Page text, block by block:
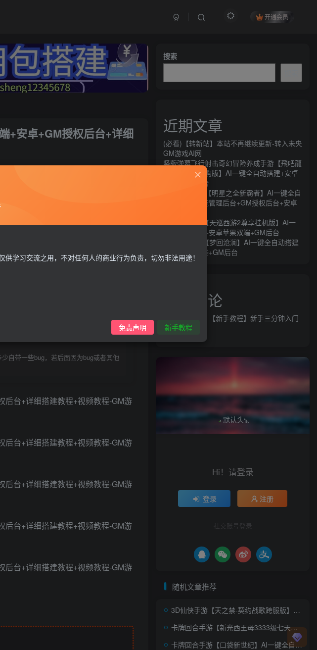
开通会员
+安卓+GM授权后台+详细
自带一些bug，若后面因为bug或者其他
搜索
近期文章
(必看)【转新站】本站不再继续更新-转入未央
GM游戏AI网
竖版弹幕飞行射击奇幻冒险养成手游【飛吧龍
騎士代金券内购版】AI一键全自动搭建+安卓
+CDK授权后台
横版闯关手游【明星之全新霸者】AI一键全自
动搭建+全功能管理后台+GM授权后台+安卓
MT3换皮MH【天巡西游2尊享挂机版】AI一
键全自动搭建+安卓苹果双端+GM后台
MT3换皮MH【梦回沧澜】AI一键全自动搭建
+安卓苹果双端+GM后台
近期评论
【新手教程】新手三分钟入门
AI全自动搭建
Hi！请登录
登录 注册
社交账号登录
随机文章推荐
3D仙侠手游【天之禁-契约战歌跨服版】AI一键全自动搭建+WIN系服务端+多区+跨服+安卓+运营后台+GM清包授权后台+详细搭建教程+视频教程
卡牌回合手游【新光西王母3333级七天赋内购版】AI一键全自动搭建+Linux手工服务端+抽奖后台+CDK授权后台+安卓+详细搭建教程+视频教程
卡牌回合手游【口袋新世纪】AI一键全自动搭建+管理后台+GM授权后台+安卓苹果双端
学习交流之用，不对任何人的商业行为负责，切勿非法用途！
免责声明 新手教程